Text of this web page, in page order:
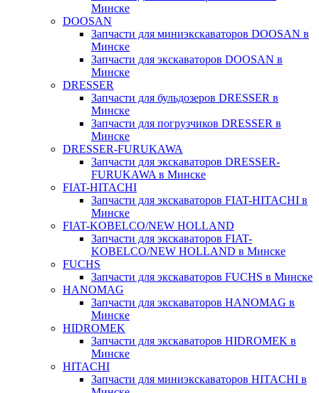
Минске
DOOSAN
Запчасти для миниэкскаваторов DOOSAN в
Минске
Запчасти для экскаваторов DOOSAN в
Минске
DRESSER
Запчасти для бульдозеров DRESSER в
Минске
Запчасти для погрузчиков DRESSER в
Минске
DRESSER-FURUKAWA
Запчасти для экскаваторов DRESSER-
FURUKAWA в Минске
FIAT-HITACHI
Запчасти для экскаваторов FIAT-HITACHI в
Минске
FIAT-KOBELCO/NEW HOLLAND
Запчасти для экскаваторов FIAT-
KOBELCO/NEW HOLLAND в Минске
FUCHS
Запчасти для экскаваторов FUCHS в Минске
HANOMAG
Запчасти для экскаваторов HANOMAG в
Минске
HIDROMEK
Запчасти для экскаваторов HIDROMEK в
Минске
HITACHI
Запчасти для миниэкскаваторов HITACHI в